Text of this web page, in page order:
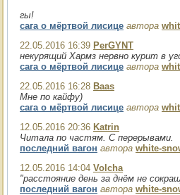
гы!
сага о мёртвой лисице автора
22.05.2016 16:39 PerGYNT
некурящий Хармз нервно курит в
сага о мёртвой лисице автора
22.05.2016 16:28 Baas
Мне по кайфу)
сага о мёртвой лисице автора
12.05.2016 20:36 Katrin
Читала по частям. С перерывами.
последний вагон автора white-
12.05.2016 14:04 Volcha
"расстояние день за днём не
последний вагон автора white-